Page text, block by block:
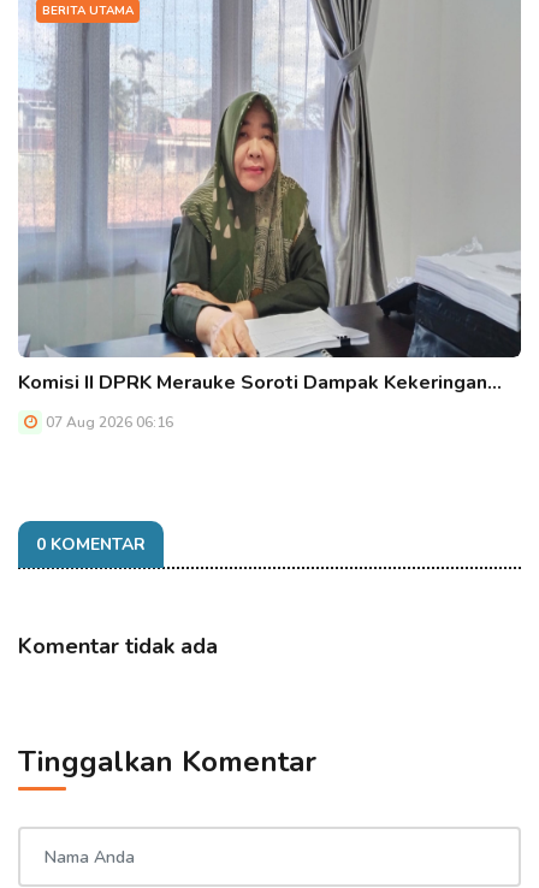
BERITA UTAMA
Komisi II DPRK Merauke Soroti Dampak Kekeringan…
07 Aug 2026 06:16
0 KOMENTAR
Komentar tidak ada
Tinggalkan Komentar